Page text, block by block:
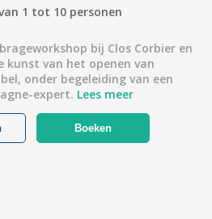
1 tot 10 personen
bij Clos Corbier en
kunst van het openen van
onder begeleiding van een
expert. Lees meer
Boeken